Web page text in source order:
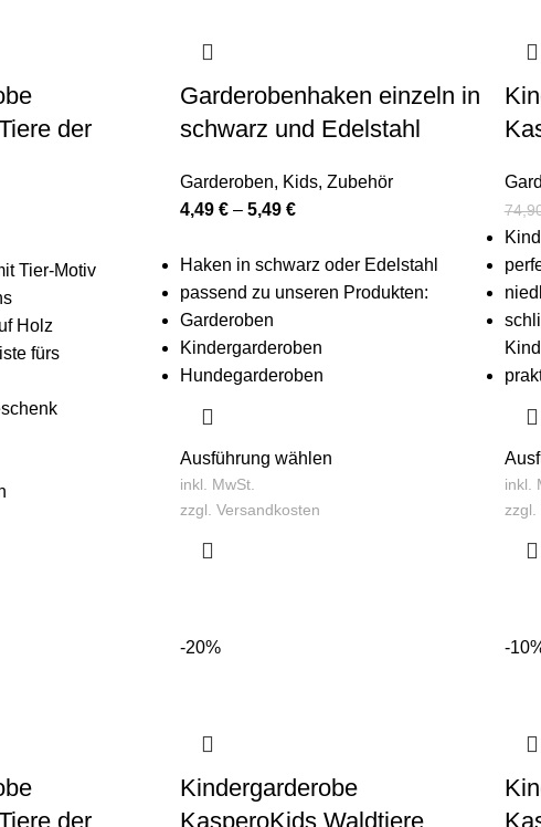
der
Tier-Motiv
Holz
fürs
Garderobenhaken einzeln in
schwarz und Edelstahl
Garderoben, Kids, Zubehör
4,49 €– 5,49 €
Haken in schwarz oder Edelstahl
passend zu unseren Produkten:
Garderoben
Kindergarderoben
Hundegarderoben
Ausführung wählen
inkl. MwSt.
zzgl. Versandkosten
inkl.
zzgl.
der
-20%
Kindergarderobe
KasperoKids Waldtiere
-